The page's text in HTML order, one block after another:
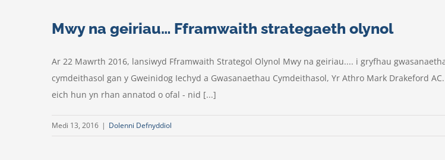
Mwy na geiriau… Fframwaith strategaeth olynol
Ar 22 Mawrth 2016, lansiwyd Fframwaith Strategol Olynol Mwy na geiriau.... i gryfhau
cymdeithasol gan y Gweinidog Iechyd a Gwasanaethau Cymdeithasol, Yr Athro Mark Drakeford
eich hun yn rhan annatod o ofal - nid [...]
Medi 13, 2016 | Dolenni Defnyddiol